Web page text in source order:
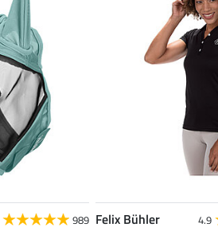
989 Felix Bühler 4.9